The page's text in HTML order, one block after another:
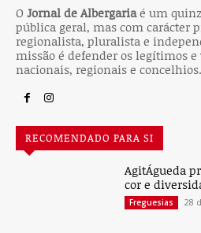
O Jornal de Albergariaé um
pública geral, mas com carácter
regionalista, pluralista e
missão é defender os legítimos
nacionais, regionais e concelhios.
RECOMENDADO PARA SI
AgitÁgueda
cor e
Freguesias 28